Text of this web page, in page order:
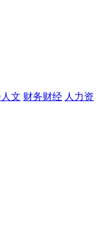
文 财务财经 人力资